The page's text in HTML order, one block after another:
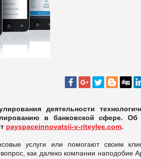
деятельности
в банковской сфере. Об
payspaceinnovatsii-v-riteylee.com.
услуги или помогают своим
как далеко компании наподобие